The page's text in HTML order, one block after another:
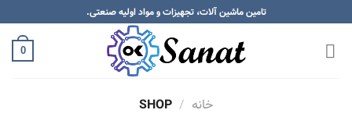
Skip
to
content
تامین ماشین آلات، تجهیزات و مواد اولیه صنعتی.
0
خانه /